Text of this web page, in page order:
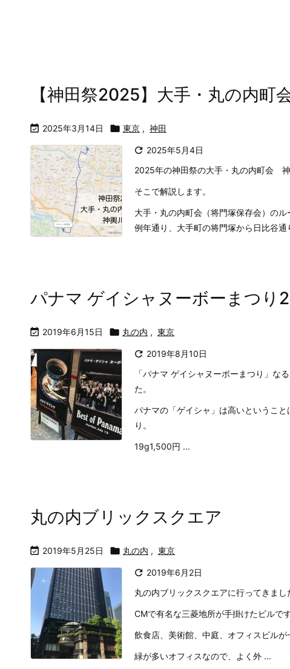
【神田祭2025】大手・丸の内町
 2025年3月14日  東京 , 神田
 2025年5月4日
2025年の神田祭の大手・丸の内町会 神
そこで解説します。
大手・丸の内町会（将門塚保存会）のル
例年通り、大手町の将門塚から日比谷通
パナマ ゲイシャヌーボーまつり
 2019年6月15日  丸の内 , 東京
 2019年8月10日
「パナマ ゲイシャヌーボーまつり」な
た。
パナマの「ゲイシャ」は高いというこ
り。
19g1,500円 ...
丸の内ブリックスクエア
 2019年5月25日  丸の内 , 東京
 2019年6月2日
丸の内ブリックスクエアに行ってきまし
CMで有名な三菱地所が手掛けたビルです
飲食店、美術館、中庭、オフィスビルが
緑が多いオフィスなので、よく外 ...